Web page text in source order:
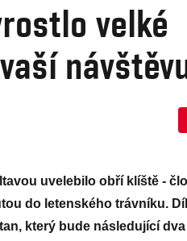
velké
uvelebilo obří klíště -
do letenského trávníku.
který bude následující